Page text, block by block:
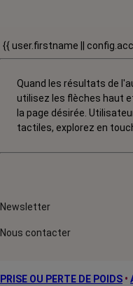
{{ user.firstname ||
Quand les résultats de
utilisez les flèches haut
la page désirée.
tactiles, explorez en
Newsletter
Nous contacter
PRISE OU PERTE DE POIDS •